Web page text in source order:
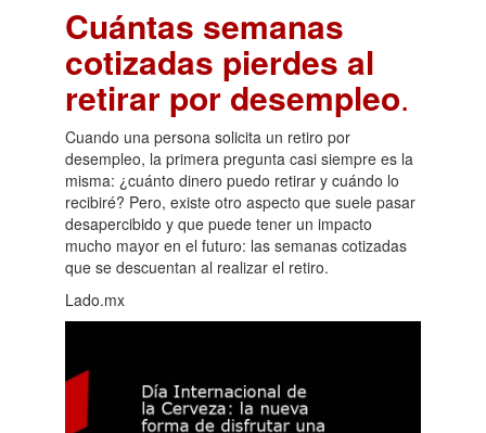
Cuántas semanas
cotizadas pierdes al
retirar por desempleo.
Cuando una persona solicita un retiro por
desempleo, la primera pregunta casi siempre es la
misma: ¿cuánto dinero puedo retirar y cuándo lo
recibiré? Pero, existe otro aspecto que suele pasar
desapercibido y que puede tener un impacto
mucho mayor en el futuro: las semanas cotizadas
que se descuentan al realizar el retiro.
Lado.mx